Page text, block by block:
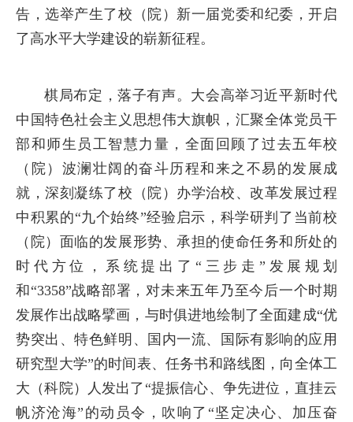
告，选举产生了校（院）新一届党委和纪委，开启
了高水平大学建设的崭新征程。
棋局布定，落子有声。大会高举习近平新时代
中国特色社会主义思想伟大旗帜，汇聚全体党员干
部和师生员工智慧力量，全面回顾了过去五年校
（院）波澜壮阔的奋斗历程和来之不易的发展成
就，深刻凝练了校（院）办学治校、改革发展过程
中积累的“九个始终”经验启示，科学研判了当前校
（院）面临的发展形势、承担的使命任务和所处的
时代方位，系统提出了“三步走”发展规划
和“3358”战略部署，对未来五年乃至今后一个时期
发展作出战略擘画，与时俱进地绘制了全面建成“优
势突出、特色鲜明、国内一流、国际有影响的应用
研究型大学”的时间表、任务书和路线图，向全体工
大（科院）人发出了“提振信心、争先进位，直挂云
帆济沧海”的动员令，吹响了“坚定决心、加压奋